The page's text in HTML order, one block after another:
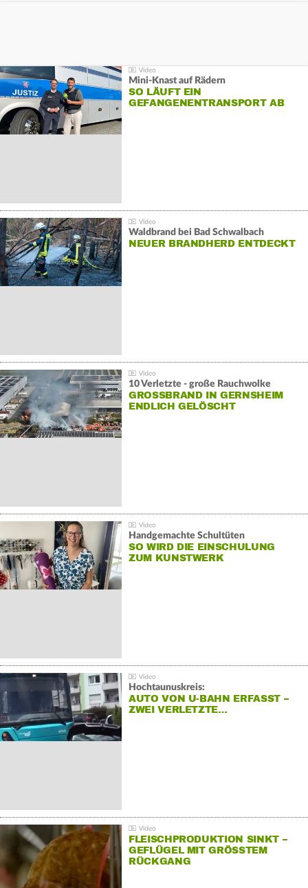
Mini-Knast auf Rädern
SO LÄUFT EIN
GEFANGENENTRANSPORT AB
Waldbrand bei Bad Schwalbach
NEUER BRANDHERD ENTDECKT
10 Verletzte - große Rauchwolke
GROSSBRAND IN GERNSHEIM E
NDLICH GELÖSCHT
Handgemachte Schultüten
SO WIRD DIE EINSCHULUNG
ZUM KUNSTWERK
Hochtaunuskreis:
AUTO VON U-BAHN ERFASST –
ZWEI VERLETZTE…
FLEISCHPRODUKTION SINKT –
GEFLÜGEL MIT GRÖSSTEM R
ÜCKGANG